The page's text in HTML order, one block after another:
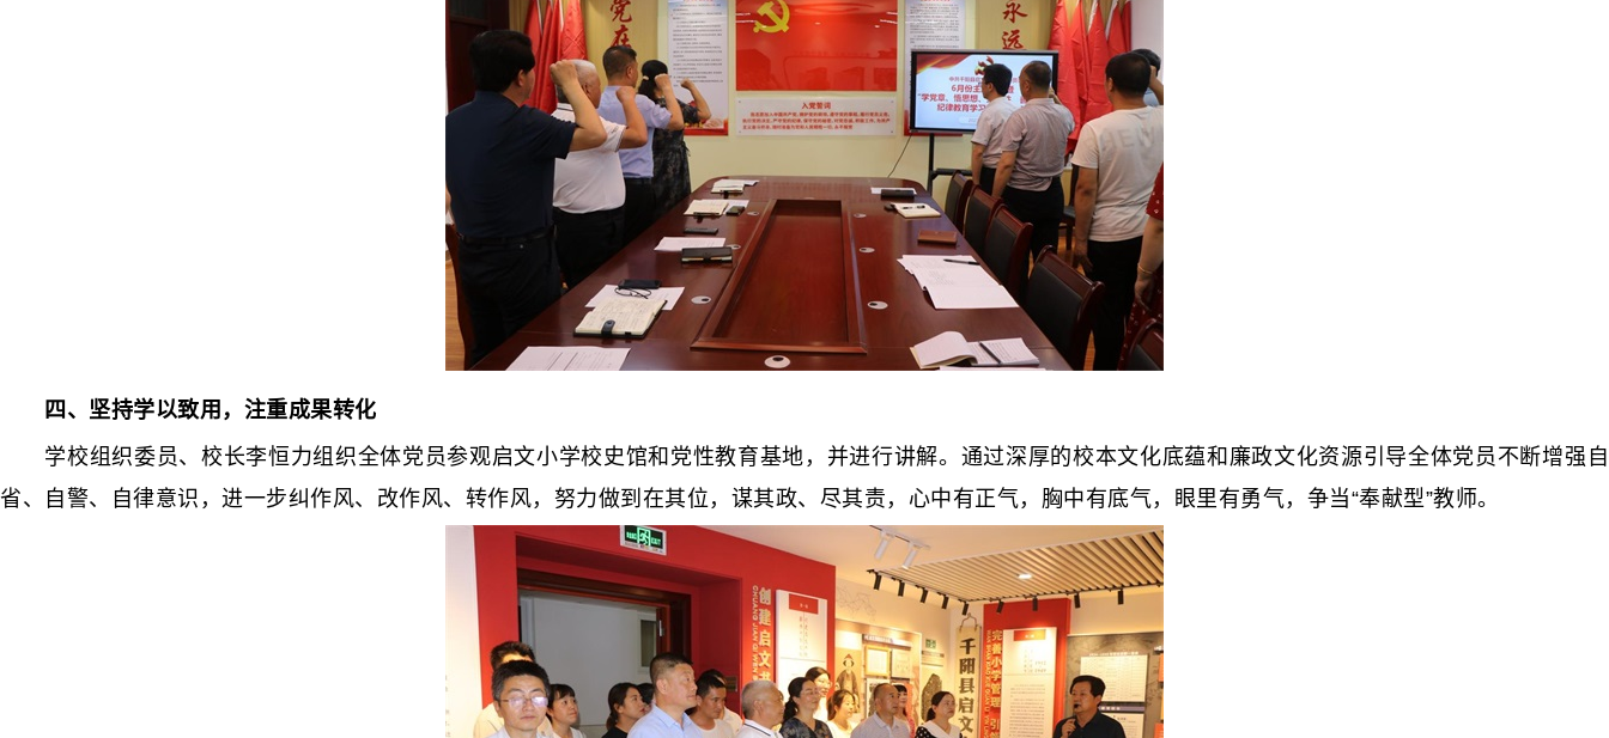
四、坚持学以致用，注重成果转化
学校组织委员、校长李恒力组织全体党员参观启文小学校史馆和党性教育基地，并进行讲解。通过深厚的校本文化底蕴和廉政文化资源引导全体党员不断增强自
省、自警、自律意识，进一步纠作风、改作风、转作风，努力做到在其位，谋其政、尽其责，心中有正气，胸中有底气，眼里有勇气，争当“奉献型”教师。